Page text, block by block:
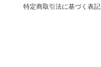
特定商取引法に基づく表記